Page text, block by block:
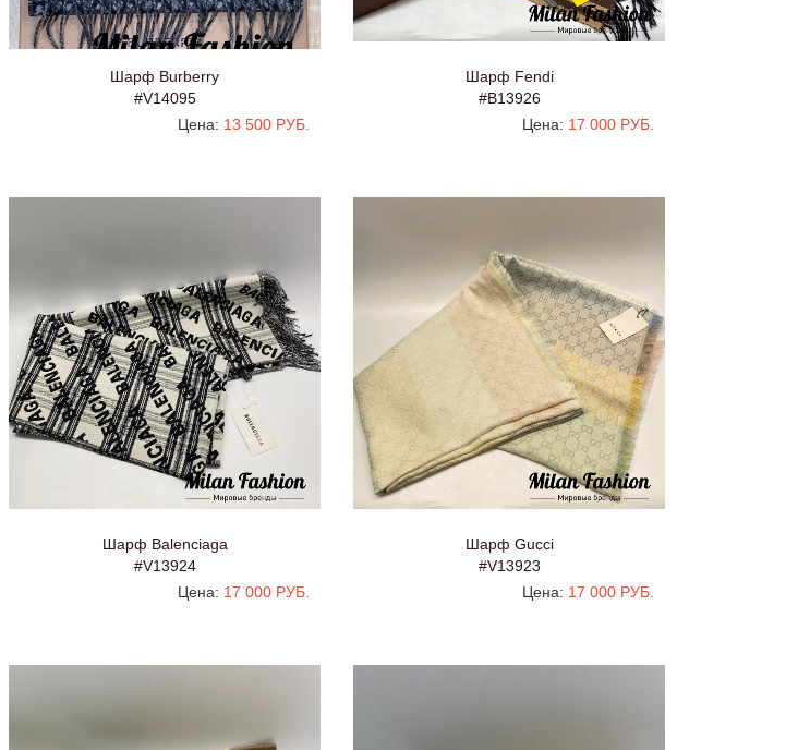
Шарф Burberry
#V14095
Цена: 13 500 РУБ.
Шарф Fendi
#B13926
Цена: 17 000 РУБ.
Шарф Balenciaga
#V13924
Цена: 17 000 РУБ.
Шарф Gucci
#V13923
Цена: 17 000 РУБ.